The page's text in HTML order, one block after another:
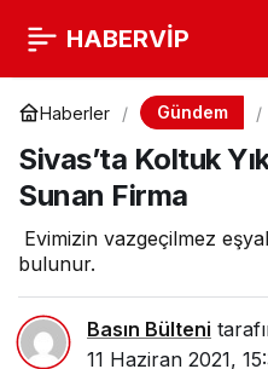
HABERVİP
Haberler Gündem
Sivas’ta Koltuk
Sunan Firma
Evimizin vazgeçilmez
bulunur.
Basın Bülteni
11 Haziran 2021,